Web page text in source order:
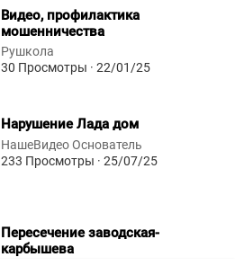
⁣Видео, профилактика
мошенничества
Рушкола
30 Просмотры · 22/01/25
⁣Нарушение Лада дом
НашеВидео Основатель
233 Просмотры · 25/07/25
⁣Пересечение заводская-
карбышева